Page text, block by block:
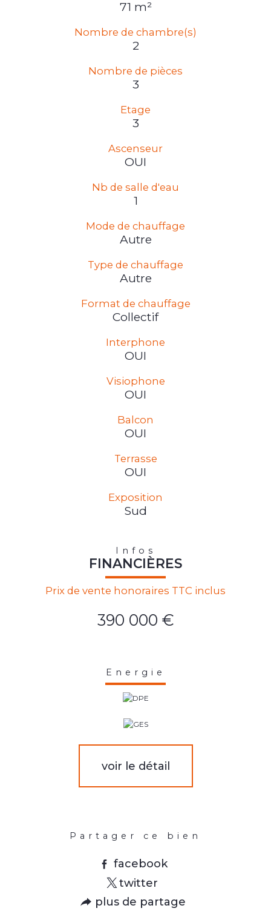
71 m²
Nombre de chambre(s)
2
Nombre de pièces
3
Etage
3
Ascenseur
OUI
Nb de salle d'eau
1
Mode de chauffage
Autre
Type de chauffage
Autre
Format de chauffage
Collectif
Interphone
OUI
Visiophone
OUI
Balcon
OUI
Terrasse
OUI
Exposition
Sud
Infos
FINANCIÈRES
Prix de vente honoraires TTC inclus
390 000 €
Energie
voir le détail
Partager ce bien
facebook
twitter
plus de partage